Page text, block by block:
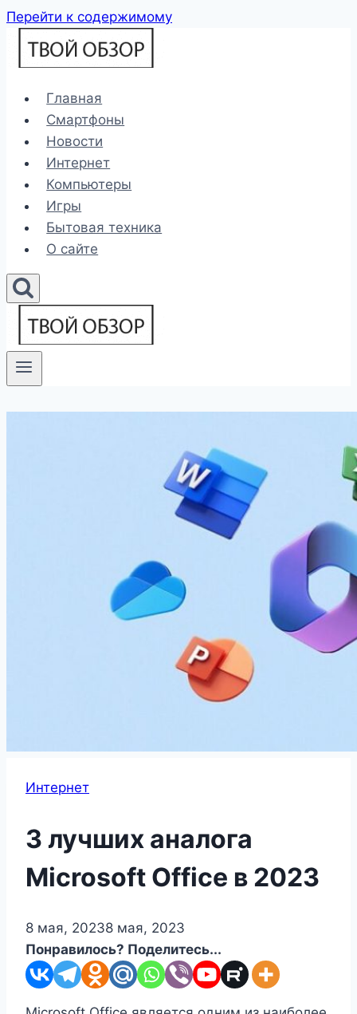
Перейти к содержимому
Главная
Смартфоны
Новости
Интернет
Компьютеры
Игры
Бытовая техника
О сайте
Интернет
3 лучших аналога
Microsoft Office в 2023
8 мая, 20238 мая, 2023
Понравилось? Поделитесь...